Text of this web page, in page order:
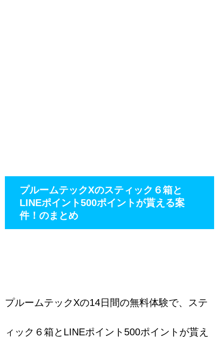
プルームテックXのスティック６箱と
LINEポイント500ポイントが貰える案
件！のまとめ
プルームテックXの14日間の無料体験で、ステ
ィック６箱とLINEポイント500ポイントが貰え